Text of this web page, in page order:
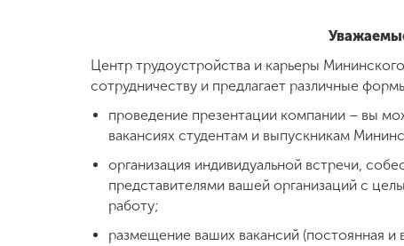
Центр трудоустройства и карьеры
сотрудничеству и предлагает различные
проведение презентации компании – вы
вакансиях студентам и выпускникам
организация индивидуальной встречи,
представителями вашей организаций с
работу;
размещение ваших вакансий (постоянная и